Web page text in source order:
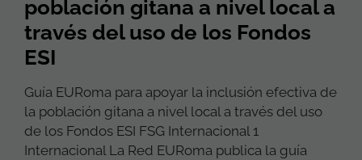
población gitana a nivel local a
través del uso de los Fondos
ESI
Guía EURoma para apoyar la inclusión efectiva de
la población gitana a nivel local a través del uso
de los Fondos ESI FSG Internacional 1
Internacional La Red EURoma publica la guía